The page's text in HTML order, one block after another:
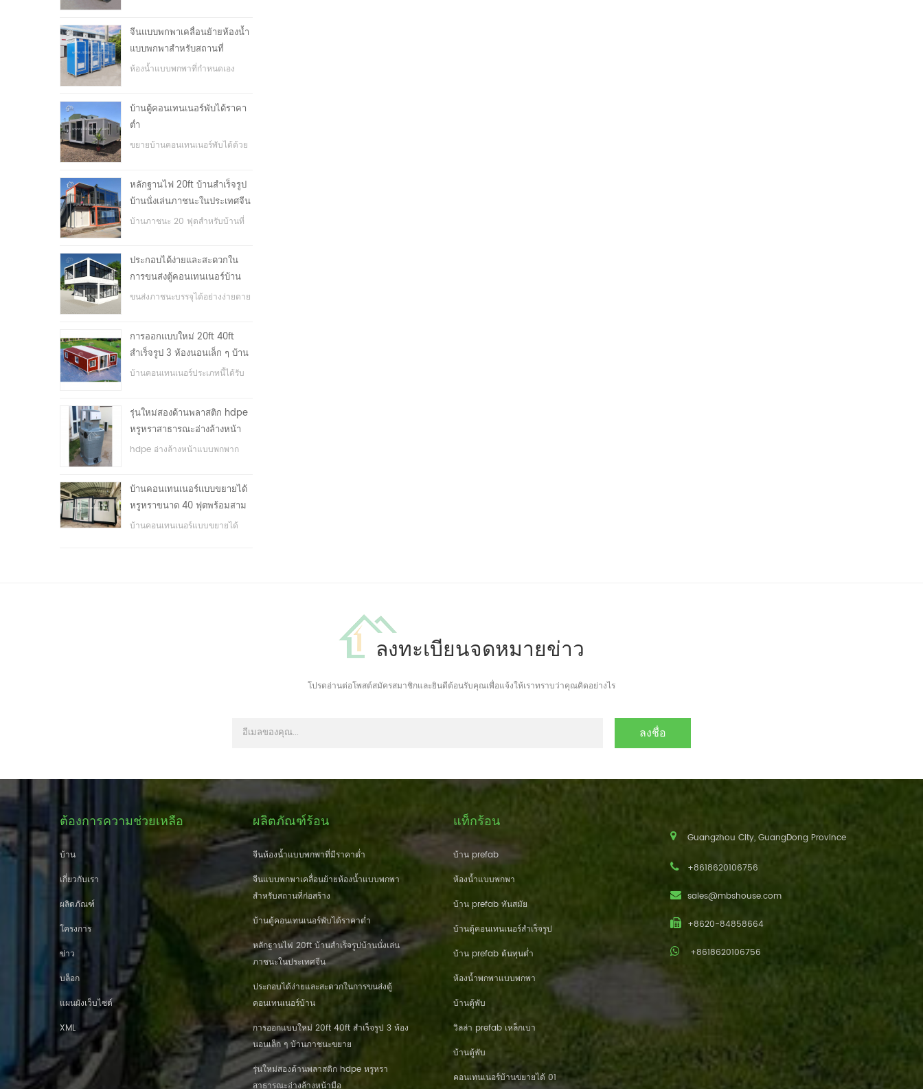
จีนแบบพกพาเคลื่อนย้ายห้องน้ำ
แบบพกพาสำหรับสถานที่
ก่อสร้าง
ห้องน้ำแบบพกพาที่กำหนดเอง
บ้านตู้คอนเทนเนอร์พับได้ราคา
ต่ำ
ขยายบ้านคอนเทนเนอร์พับได้ด้วย
หลักฐานไฟ 20ft บ้านสำเร็จรูป
บ้านนั่งเล่นภาชนะในประเทศจีน
บ้านภาชนะ 20 ฟุตสำหรับบ้านที่
ประกอบได้ง่ายและสะดวกใน
การขนส่งตู้คอนเทนเนอร์บ้าน
ขนส่งภาชนะบรรจุได้อย่างง่ายดาย
การออกแบบใหม่ 20ft 40ft
สำเร็จรูป 3 ห้องนอนเล็ก ๆ บ้าน
ภาชนะขยาย
บ้านคอนเทนเนอร์ประเภทนี้ได้รับ
ห้องน้ำและระบบไฟฟ้า
รุ่นใหม่สองด้านพลาสติก hdpe
หรูหราสาธารณะอ่างล้างหน้า
มือ
hdpe อ่างล้างหน้าแบบพกพาก
nbsp;
บ้านคอนเทนเนอร์แบบขยายได้
หรูหราขนาด 40 ฟุตพร้อมสาม
ห้องนอน
บ้านคอนเทนเนอร์แบบขยายได้
ลงทะเบียนจดหมายข่าว
โปรดอ่านต่อโพสต์สมัครสมาชิกและยินดีต้อนรับคุณเพื่อแจ้งให้เราทราบว่าคุณคิดอย่างไร
ต้องการความช่วยเหลือ
บ้าน
เกี่ยวกับเรา
ผลิตภัณฑ์
โครงการ
ข่าว
บล็อก
แผนผังเว็บไซต์
XML
ผลิตภัณฑ์ร้อน
จีนห้องน้ำแบบพกพาที่มีราคาต่ำ
จีนแบบพกพาเคลื่อนย้ายห้องน้ำแบบพกพา
สำหรับสถานที่ก่อสร้าง
บ้านตู้คอนเทนเนอร์พับได้ราคาต่ำ
หลักฐานไฟ 20ft บ้านสำเร็จรูปบ้านนั่งเล่น
ภาชนะในประเทศจีน
ประกอบได้ง่ายและสะดวกในการขนส่งตู้
คอนเทนเนอร์บ้าน
การออกแบบใหม่ 20ft 40ft สำเร็จรูป 3 ห้อง
นอนเล็ก ๆ บ้านภาชนะขยาย
รุ่นใหม่สองด้านพลาสติก hdpe หรูหรา
สาธารณะอ่างล้างหน้ามือ
แท็กร้อน
บ้าน prefab
ห้องน้ำแบบพกพา
บ้าน prefab ทันสมัย
บ้านตู้คอนเทนเนอร์สำเร็จรูป
บ้าน prefab ต้นทุนต่ำ
ห้องน้ำพกพาแบบพกพา
บ้านตู้พับ
วิลล่า prefab เหล็กเบา
บ้านตู้พับ
คอนเทนเนอร์บ้านขยายได้ 01
Guangzhou City, GuangDong Province
+8618620106756
sales@mbshouse.com
+8620-84858664
+8618620106756